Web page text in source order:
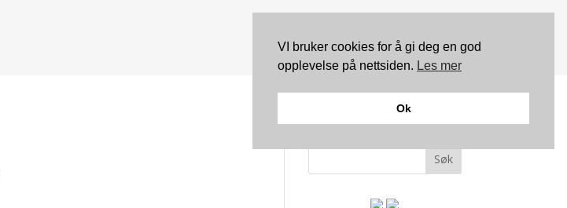
Søk
VI bruker cookies for å gi deg en god
opplevelse på nettsiden. Les mer
Ok